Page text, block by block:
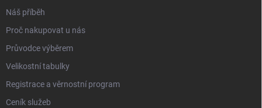
Náš příběh
Proč nakupovat u nás
Průvodce výběrem
Velikostní tabulky
Registrace a věrnostní program
Ceník služeb